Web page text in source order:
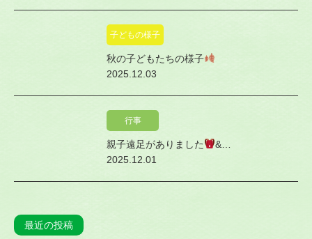
子どもの様子
秋の子どもたちの様子
2025.12.03
行事
親子遠足がありました
&…
2025.12.01
最近の投稿